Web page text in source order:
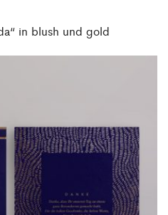
in blush und gold